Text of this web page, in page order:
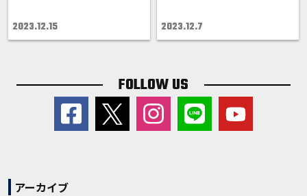
2023.12.15 2023.12.7
FOLLOW US
アーカイブ